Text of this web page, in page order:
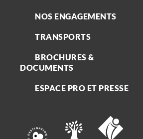
NOS ENGAGEMENTS
TRANSPORTS
BROCHURES &
DOCUMENTS
ESPACE PRO ET PRESSE